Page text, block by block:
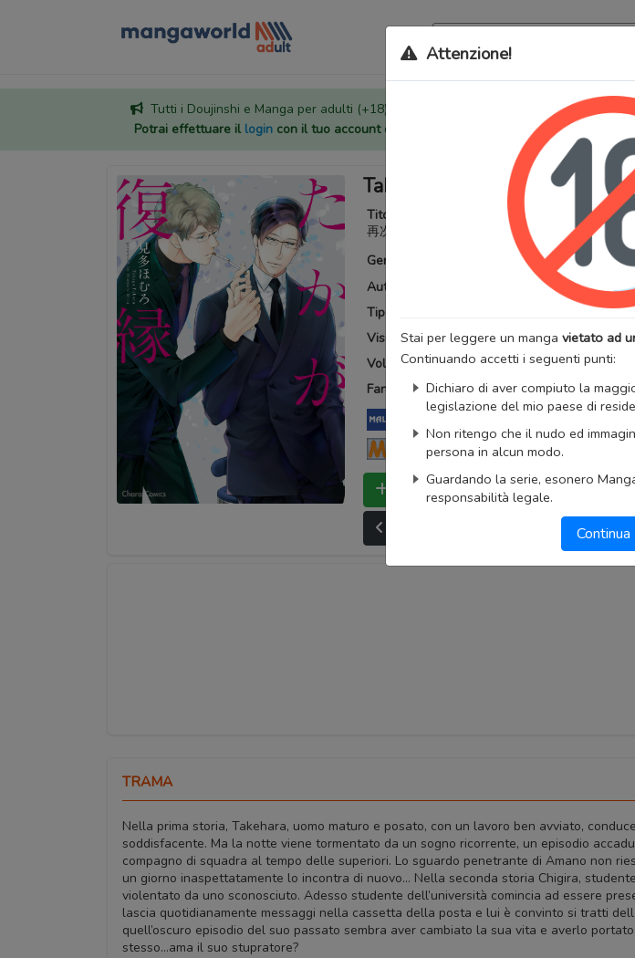
Tutti i Doujinshi e Manga per adulti (+18) sono stati trasferiti sul nostro nuovo sito (
Potrai effettuare il logincon il tuo account di MangaWorld tutti i dati sono
Attenzione!
Stai per leggere un manga vietato ad
Continuando accetti i seguenti punti:
Dichiaro di aver compiuto la
legislazione del mio paese di
Non ritengo che il nudo ed
persona in alcun modo.
Guardando la serie, esonero
responsabilità legale.
Continua
Taka ga Fukuen
Titoli alternativi:
Seeing You Again, Takaga
再次与你相遇
Generi:
Autore:
Tipo:
Visualizzazioni:51014
Volumi totali:1
Fansub:Sweet Temptress
MangaUpdates
Bookmark Lista capitoli
Primo capitolo
TRAMA
Nella prima storia, Takehara, uomo maturo e posato, con un lavoro ben avviato,
soddisfacente. Ma la notte viene tormentato da un sogno ricorrente, un episodio
compagno di squadra al tempo delle superiori. Lo sguardo penetrante di Amano non
un giorno inaspettatamente lo incontra di nuovo… Nella seconda storia Chigira,
violentato da uno sconosciuto. Adesso studente dell’università comincia ad essere
lascia quotidianamente messaggi nella cassetta della posta e lui è convinto si tratti
quell’oscuro episodio del suo passato sembra aver cambiato la sua vita e averlo
stesso…ama il suo stupratore?